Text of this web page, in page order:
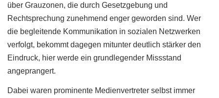
über Grauzonen, die durch Gesetzgebung und
Rechtsprechung zunehmend enger geworden sind. Wer
die begleitende Kommunikation in sozialen Netzwerken
verfolgt, bekommt dagegen mitunter deutlich stärker den
Eindruck, hier werde ein grundlegender Missstand
angeprangert.
Dabei waren prominente Medienvertreter selbst immer